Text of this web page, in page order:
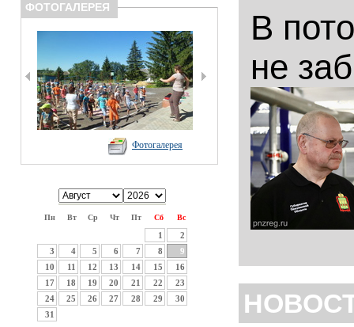
ФОТОГАЛЕРЕЯ
Фотогалерея
Пн Вт Ср Чт Пт Сб Вс
1
2
3
4 5 6 7 8
9
10
11 12 13 14 15
16
17
18 19 20 21 22
23
24
25 26 27 28 29
30
31
В
не